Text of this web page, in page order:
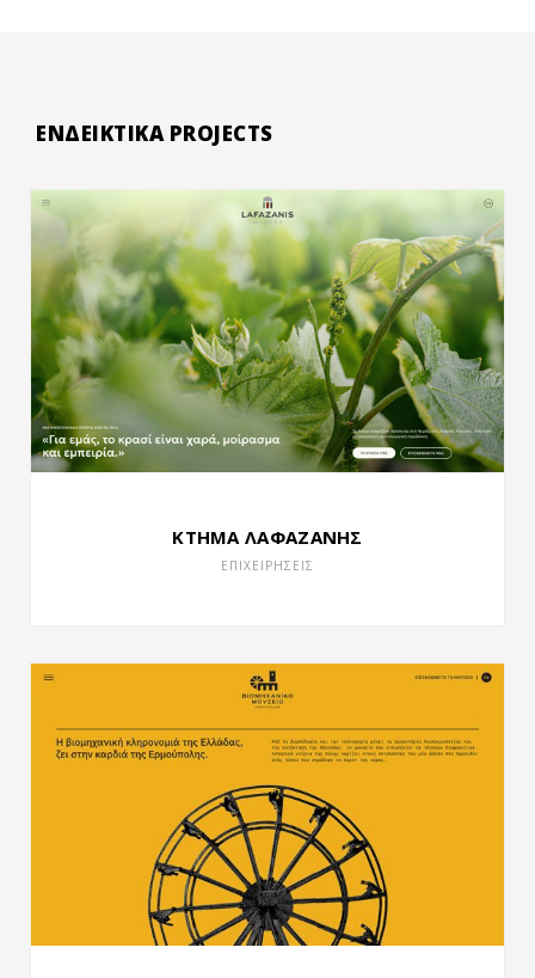
ΕΝΔΕΙΚΤΙΚΑ PROJECTS
ΚΤΗΜΑ ΛΑΦΑΖΑΝΗΣ
ΕΠΙΧΕΙΡΗΣΕΙΣ